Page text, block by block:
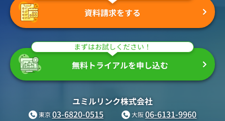
（当社グループ企業）資料請求をする
まずはお試しください！
無料トライアルを申し込む
ユミルリンク株式会社
東京03-6820-0515 大阪06-6131-9960